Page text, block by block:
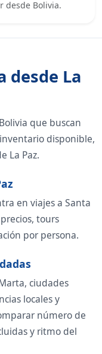
desde Bolivia.
desde La
que buscan
disponible,
La Paz.
en viajes a Santa
tours
por persona.
ciudades
locales y
número de
y ritmo del